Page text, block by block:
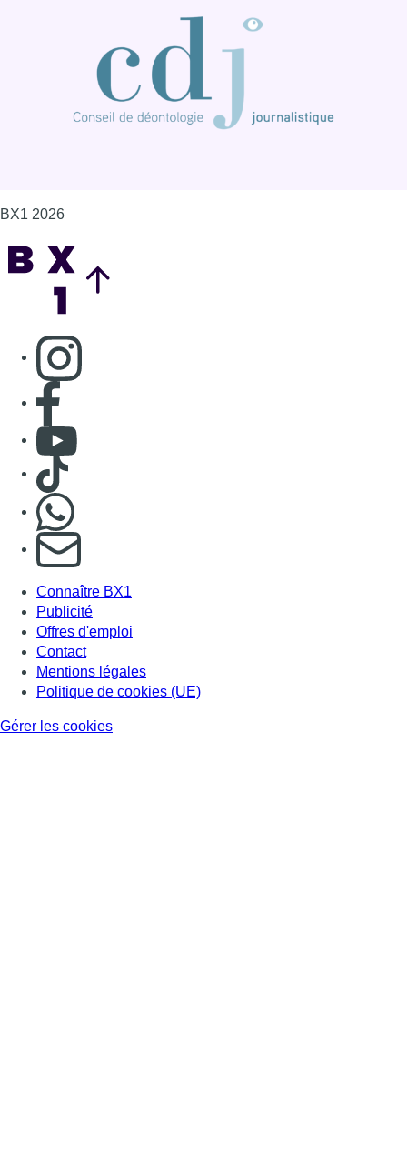
BX1 2026
Consulter page Instagram
Consulter page Facebook
Consulter Youtube
Consulter TikTok
S'abonner à notre newsletter
Connaître BX1
Publicité
Offres d'emploi
Contact
Mentions légales
Politique de cookies (UE)
Gérer les cookies